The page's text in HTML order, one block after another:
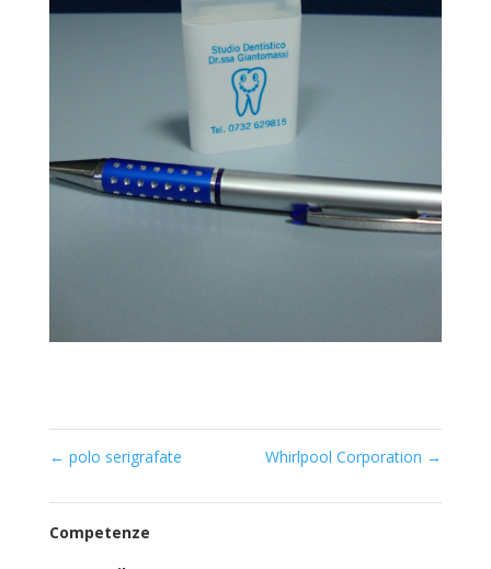
← polo serigrafate Whirlpool Corporation →
Competenze